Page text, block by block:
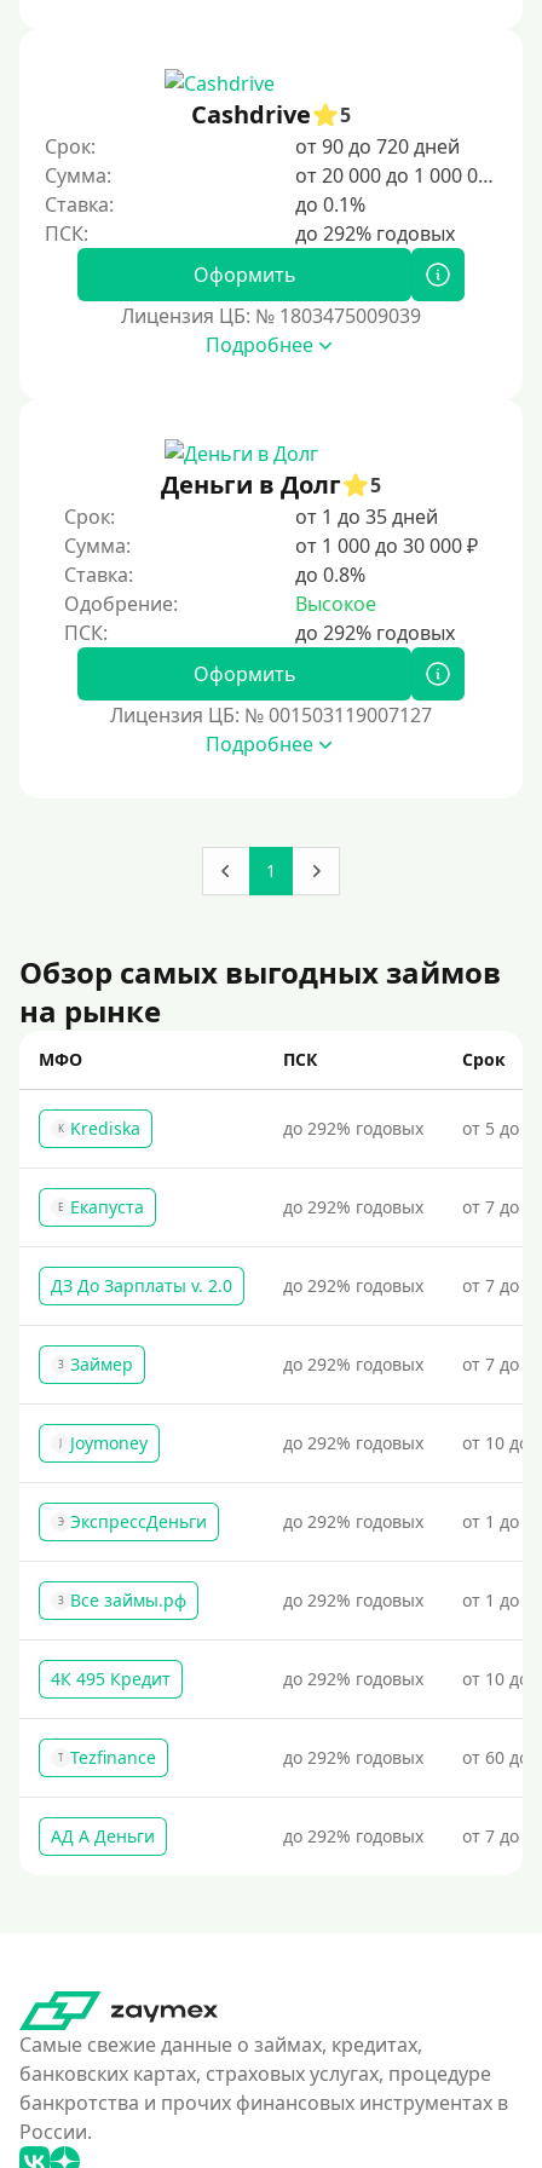
Под ПТС спецтехники
Под ПТС грузового автомобиля
Авто без ПТС
Цель
Чтобы улучшить кредитную историю, важно
своевременно погашать долги, избегать просрочек и
регулярно проверять кредитный отчет. Также можно
Для закрытия прочих кредитных обязательств
До зарплаты
Для ИП
Для бизнеса
Документы
Без документов
По водительскому удостоверению
По паспорту
Без паспорта
По фото
Без фото
Без подтверждения дохода
Без справок и поручителей
Без посредников
Процент
Под 1 %
С пролонгацией (продлением)
Под высокий процент
Без комиссии
В рассрочку
С ежемесячным платежом
Бесплатно
Под низкий процент
Без процентов
Первый кредит без переплат
Без процентов на 30 дней
Под 0 %
Условия
Повторный
Надежные
Без обмана
Без предоплат
Без электронной почты
Cashdrive
5
Срок:
от 90 до 720 дней
Сумма:
от 20 000 до 1 000 000 ₽
Ставка:
до 0.1%
Оформить
Лицензия ЦБ: № 1803475009039
Подробнее
Деньги в Долг
5
Срок:
от 1 до 35 дней
Сумма:
от 1 000 до 30 000 ₽
Ставка:
до 0.8%
Одобрение:
Высокое
Оформить
Лицензия ЦБ: № 001503119007127
Подробнее
1
Обзор самых выгодных займов
на рынке
МФО ПСК Срок
K Krediska до 292% годовых от 5 до
Е Екапуста до 292% годовых от 7 до
ДЗ До Зарплаты v. 2.0 до 292% годовых от 7 до
З Займер до 292% годовых от 7 до
J Joymoney до 292% годовых от 10 до
Э ЭкспрессДеньги до 292% годовых от 1 до
З Все займы.рф до 292% годовых от 1 до
4К 495 Кредит до 292% годовых от 10 до
T Tezfinance до 292% годовых от 60 до
АД А Деньги до 292% годовых от 7 до
Самые свежие данные о займах, кредитах,
банковских картах, страховых услугах, процедуре
банкротства и прочих финансовых инструментах в
России.